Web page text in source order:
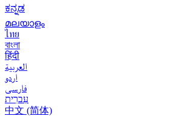
ಕನ್ನಡ
മലയാളം
ไทย
বাংলা
हिंदी
العربية
اردو
فارسی
עִברִית
中文 (简体)